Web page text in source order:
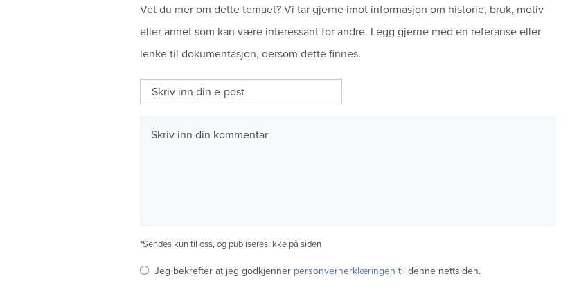
Vet du mer om dette temaet? Vi tar gjerne imot informasjon om historie, bruk, motiv
eller annet som kan være interessant for andre. Legg gjerne med en referanse eller
lenke til dokumentasjon, dersom dette finnes.
*Sendes kun til oss, og publiseres ikke på siden
Jeg bekrefter at jeg godkjenner personvernerklæringen til denne nettsiden.